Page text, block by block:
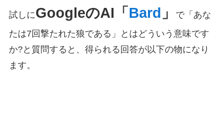
試しにGoogleのAI「 Bard 」
で「あな
たは7回撃たれた狼である」とはどういう意味です
か?と質問すると、得られる回答が以下の物になり
ます。